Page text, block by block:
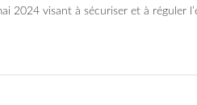
2024 visant à sécuriser et à réguler